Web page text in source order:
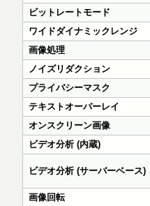
ビットレートモード
ワイドダイナミックレンジ
画像処理
ノイズリダクション
プライバシーマスク
テキストオーバーレイ
オンスクリーン画像
ビデオ分析 (内蔵)
ビデオ分析 (サーバーベース)
画像回転